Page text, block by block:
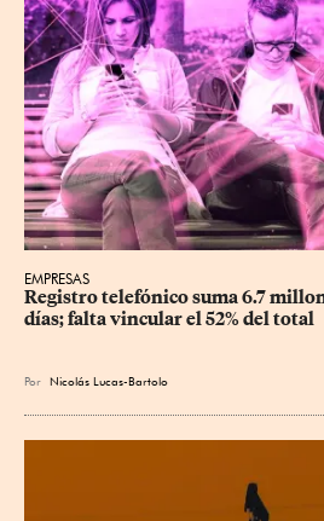
EMPRESAS
Registro telefónico suma 6.7
días; falta vincular el 52% del total
Por Nicolás Lucas-Bartolo